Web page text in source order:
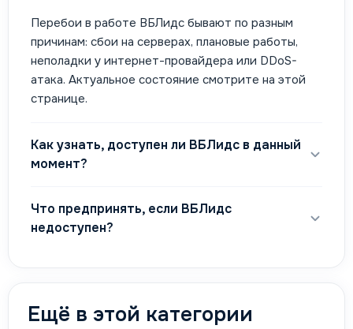
Перебои в работе ВБЛидс бывают по разным
причинам: сбои на серверах, плановые работы,
неполадки у интернет-провайдера или DDoS-
атака. Актуальное состояние смотрите на этой
странице.
Как узнать, доступен ли ВБЛидс в данный
момент?
Что предпринять, если ВБЛидс
недоступен?
Ещё в этой категории